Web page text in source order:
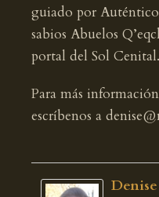
guiado por
sabios Abuelos
portal del Sol Cenital.
Para más
escríbenos a